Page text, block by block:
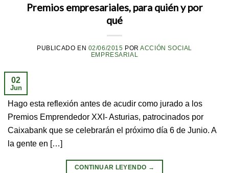
Premios empresariales, para quién y por
qué
PUBLICADO EN 02/06/2015 PORACCIÓN SOCIAL
EMPRESARIAL
02
Jun
Hago esta reflexión antes de acudir como jurado a los
Premios Emprendedor XXI- Asturias, patrocinados por
Caixabank que se celebrarán el próximo día 6 de Junio. A
la gente en […]
CONTINUAR LEYENDO →